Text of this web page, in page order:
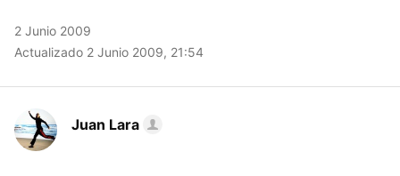
2 Junio 2009
Actualizado 2 Junio 2009, 21:54
Juan Lara